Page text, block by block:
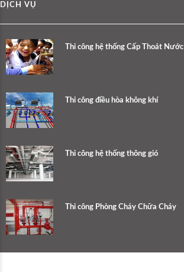
DỊCH VỤ
Thi công hệ thống Cấp Thoát Nước
Thi công điều hòa không khí
Thi công hệ thống thông gió
Thi công Phòng Cháy Chữa Cháy